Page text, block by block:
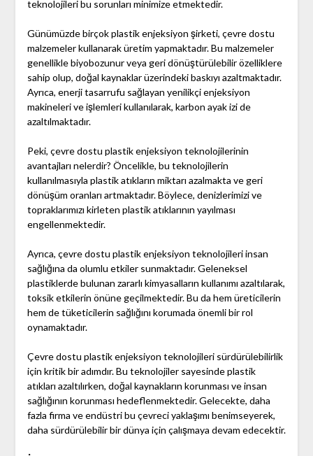
teknolojileri bu sorunları minimize etmektedir.
Günümüzde birçok plastik enjeksiyon şirketi, çevre dostu
malzemeler kullanarak üretim yapmaktadır. Bu malzemeler
genellikle biyobozunur veya geri dönüştürülebilir özelliklere
sahip olup, doğal kaynaklar üzerindeki baskıyı azaltmaktadır.
Ayrıca, enerji tasarrufu sağlayan yenilikçi enjeksiyon
makineleri ve işlemleri kullanılarak, karbon ayak izi de
azaltılmaktadır.
Peki, çevre dostu plastik enjeksiyon teknolojilerinin
avantajları nelerdir? Öncelikle, bu teknolojilerin
kullanılmasıyla plastik atıkların miktarı azalmakta ve geri
dönüşüm oranları artmaktadır. Böylece, denizlerimizi ve
topraklarımızı kirleten plastik atıklarının yayılması
engellenmektedir.
Ayrıca, çevre dostu plastik enjeksiyon teknolojileri insan
sağlığına da olumlu etkiler sunmaktadır. Geleneksel
plastiklerde bulunan zararlı kimyasalların kullanımı azaltılarak,
toksik etkilerin önüne geçilmektedir. Bu da hem üreticilerin
hem de tüketicilerin sağlığını korumada önemli bir rol
oynamaktadır.
Çevre dostu plastik enjeksiyon teknolojileri sürdürülebilirlik
için kritik bir adımdır. Bu teknolojiler sayesinde plastik
atıkları azaltılırken, doğal kaynakların korunması ve insan
sağlığının korunması hedeflenmektedir. Gelecekte, daha
fazla firma ve endüstri bu çevreci yaklaşımı benimseyerek,
daha sürdürülebilir bir dünya için çalışmaya devam edecektir.